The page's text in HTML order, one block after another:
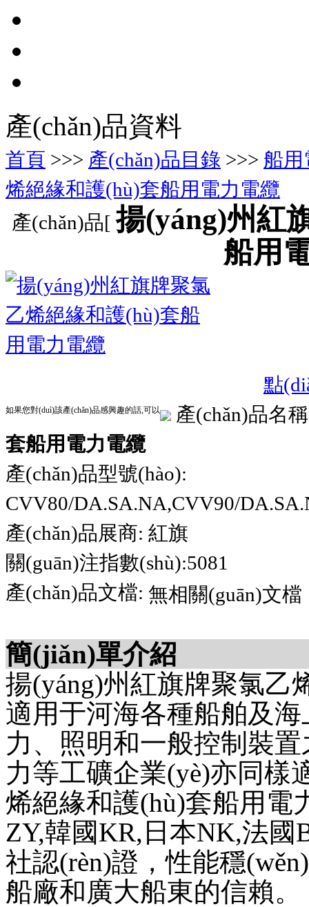
產(chǎn)品資料
首頁 >>> 產(chǎn)品目錄 >>> 船用
烯絕緣和護(hù)套船用電力電纜
產(chǎn)品[揚(yáng)州紅
船用
點
如果您對(duì)該產(chǎn)品感興趣的話,可以
產(chǎn)品名
套船用電力電纜
產(chǎn)品型號(hào):
CVV80/DA.SA.NA,CVV90/
產(chǎn)品展商: 紅旗
關(guān)注指數(shù):5081
產(chǎn)品文檔: 無相關(guān)文檔
簡(jiǎn)單介紹
揚(yáng)州紅旗牌聚氯乙
適用于河海各種船舶及
力、照明和一般控制裝
力等工礦企業(yè)亦同樣
烯絕緣和護(hù)套船用電
ZY,韓國KR,日本NK,法
社認(rèn)證，性能穩
船廠和廣大船東的信賴。